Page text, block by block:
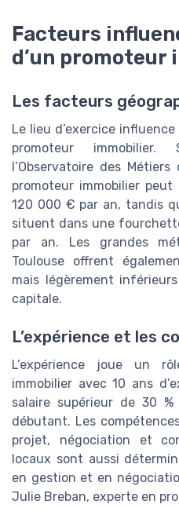
Facteurs
d’un promoteur
Les facteurs
Le lieu d’exercice
promoteur
l’Observatoire des
promoteur immobilier
120 000 € par an, tandis
situent dans une
par an. Les grandes
Toulouse offrent
mais légèrement
capitale.
L’expérience et les
L’expérience joue un
immobilier avec 10 ans
salaire supérieur de 30
débutant. Les
projet, négociation et
locaux sont aussi
en gestion et en
Julie Breban, experte en